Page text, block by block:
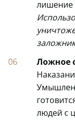
лишение
Ложное
людей с